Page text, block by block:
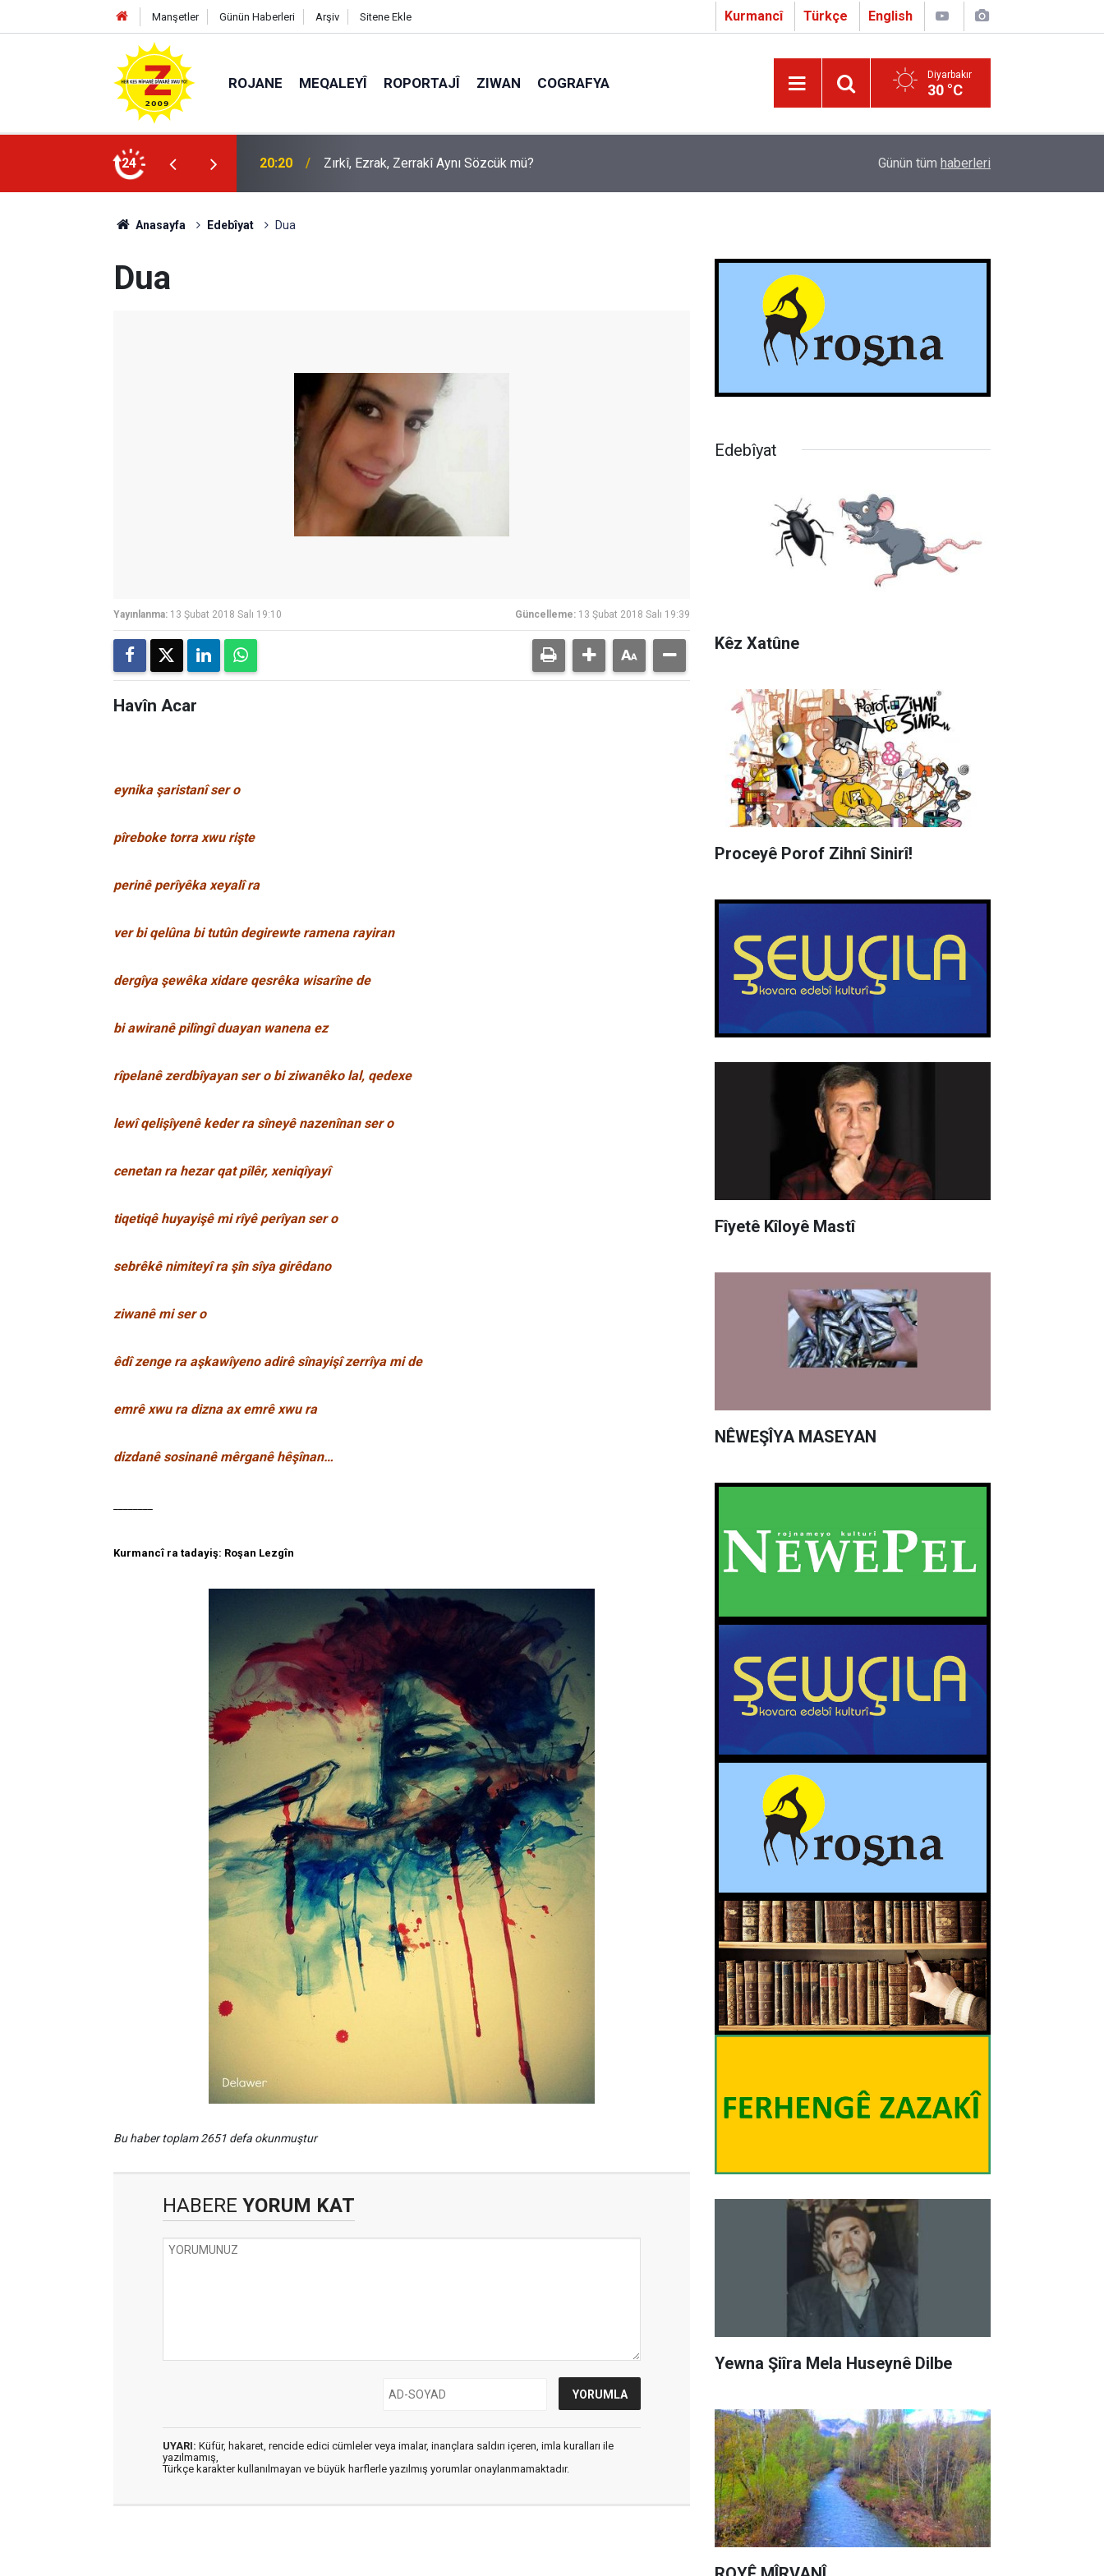
Manşetler Günün Haberleri Arşiv Sitene Ekle Kurmancî Türkçe English
ROJANE MEQALEYÎ ROPORTAJÎ ZIWAN COGRAFYA Diyarbakır
30 °C
24 09:56 Ji Zilma Partîzanan Nimûneyeka Piçûk Çapo 3. o Hîrakerde yê Ferhengê Zazakî-Tirkî
Günün tüm haberleri
Anasayfa Edebîyat Dua
Dua
Yayınlanma: 13 Şubat 2018 Salı 19:10 Güncelleme: 13 Şubat 2018 Salı 19:39
Havîn Acar
eynika şaristanî ser o
pîreboke torra xwu rişte
perinê perîyêka xeyalî ra
ver bi qelûna bi tutûn degirewte ramena rayiran
dergîya şewêka xidare qesrêka wisarîne de
bi awiranê pilîngî duayan wanena ez
rîpelanê zerdbîyayan ser o bi ziwanêko lal, qedexe
lewî qelişîyenê keder ra sîneyê nazenînan ser o
cenetan ra hezar qat pîlêr, xeniqîyayî
tiqetiqê huyayişê mi rîyê perîyan ser o
sebrêkê nimiteyî ra şîn sîya girêdano
ziwanê mi ser o
êdî zenge ra aşkawîyeno adirê sînayişî zerrîya mi de
emrê xwu ra dizna ax emrê xwu ra
dizdanê sosinanê mêrganê hêşînan…
Kurmancî ra tadayiş: Roşan Lezgîn
Bu haber toplam 2651 defa okunmuştur
HABERE YORUM KAT
UYARI: Küfür, hakaret, rencide edici cümleler veya imalar, inançlara saldırı içeren, imla kuralları ile
yazılmamış,
Türkçe karakter kullanılmayan ve büyük harflerle yazılmış yorumlar onaylanmamaktadır.
Edebîyat
Kêz Xatûne
Proceyê Porof Zihnî Sinirî!
Fîyetê Kîloyê Mastî
NÊWEŞÎYA MASEYAN
Yewna Şiîra Mela Huseynê Dilbe